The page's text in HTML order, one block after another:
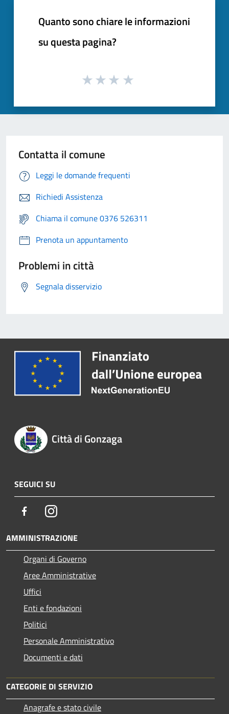
Quanto sono chiare le informazioni
su questa pagina?
Contatta il comune
Leggi le domande frequenti
Richiedi Assistenza
Chiama il comune 0376 526311
Prenota un appuntamento
Problemi in città
Segnala disservizio
Città di Gonzaga
SEGUICI SU
FacebookInstagram
AMMINISTRAZIONE
Organi di Governo
Aree Amministrative
Uffici
Enti e fondazioni
Politici
Personale Amministrativo
Documenti e dati
CATEGORIE DI SERVIZIO
Anagrafe e stato civile